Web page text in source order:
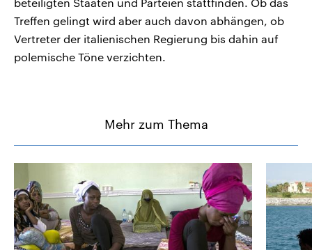
beteiligten Staaten und Parteien stattfinden. Ob das
Treffen gelingt wird aber auch davon abhängen, ob
Vertreter der italienischen Regierung bis dahin auf
polemische Töne verzichten.
Mehr zum Thema